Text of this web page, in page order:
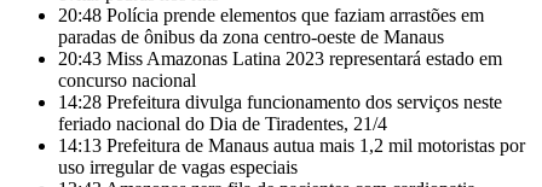
20:48 Polícia prende elementos que faziam arrastões em
paradas de ônibus da zona centro-oeste de Manaus
20:43 Miss Amazonas Latina 2023 representará estado em
concurso nacional
14:28 Prefeitura divulga funcionamento dos serviços neste
feriado nacional do Dia de Tiradentes, 21/4
14:13 Prefeitura de Manaus autua mais 1,2 mil motoristas por
uso irregular de vagas especiais